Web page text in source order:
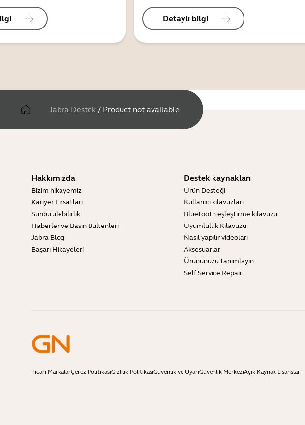
Detaylı bilgi
Jabra Destek / Product not available
Hakkımızda
Bizim hikayemiz
Kariyer Fırsatları
Sürdürülebilirlik
Haberler ve Basın Bültenleri
Jabra Blog
Başarı Hikayeleri
Destek kaynakları
Ürün Desteği
Kullanıcı kılavuzları
Bluetooth eşleştirme kılavuzu
Uyumluluk Kılavuzu
Nasıl yapılır videoları
Aksesuarlar
Ürününüzü tanımlayın
Self Service Repair
Ticari MarkalarÇerez PolitikasıGizlilik PolitikasıGüvenlik ve UyarıGüvenlik MerkeziAçık Kaynak Lisansları